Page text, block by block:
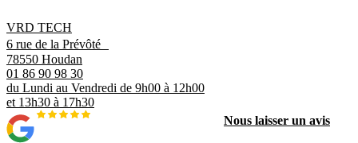
VRD TECH
6 rue de la Prévôté
78550 Houdan
01 86 90 98 30
du Lundi au Vendredi de 9h00 à 12h00
et 13h30 à 17h30
Nous laisser un avis